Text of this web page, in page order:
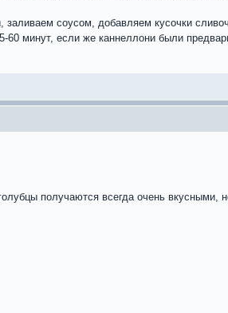
соусом, добавляем кусочки
60 минут, если же каннеллони были
получаются всегда очень вкусными,